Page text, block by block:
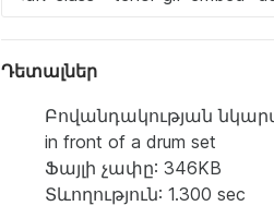
Դետալներ
Բովանդակության
in front of a drum set
Ֆայլի չափը: 346KB
Տևողություն: 1.300 sec